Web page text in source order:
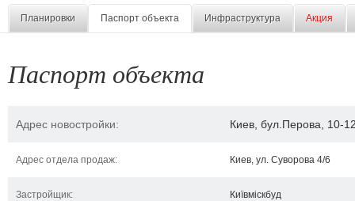
Планировки Паспорт объекта Инфраструктура Акция
Паспорт объекта
Адрес новостройки: Киев, бул.Перова, 10-
Адрес отдела продаж: Киев, ул. Суворова 4/6
Застройщик: Київміскбуд